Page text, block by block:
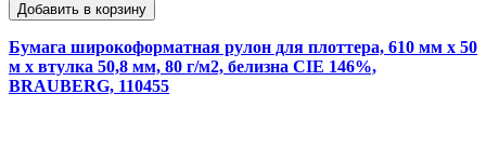
Добавить в корзину
Бумага широкоформатная рулон для плоттера, 610 мм х 50
м х втулка 50,8 мм, 80 г/м2, белизна CIE 146%,
BRAUBERG, 110455